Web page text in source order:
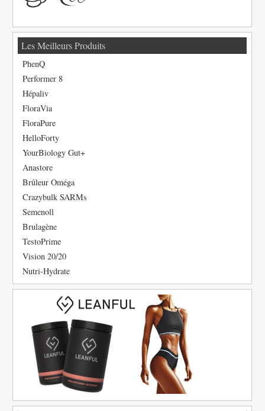
Les Meilleurs Produits
PhenQ
Performer 8
Hépaliv
FloraVia
FloraPure
HelloForty
YourBiology Gut+
Anastore
Brûleur Oméga
Crazybulk SARMs
Semenoll
Brulagène
TestoPrime
Vision 20/20
Nutri-Hydrate